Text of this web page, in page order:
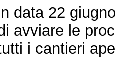
data 22
avviare le
i cantieri